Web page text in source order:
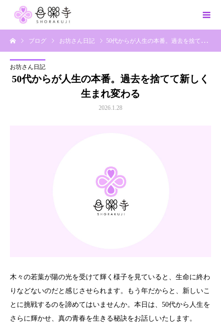
ブログ お坊さん日記 50代からが人生の本番。過去を捨てて新しく生まれ変わる
お坊さん日記
50代からが人生の本番。過去を捨てて新しく
生まれ変わる
2026.1.28
木々の若葉が陽の光を受けて輝く様子を見ていると、生命に終わ
りなどないのだと感じさせられます。もう年だからと、新しいこ
とに挑戦するのを諦めてはいませんか。本日は、50代から人生を
さらに輝かせ、真の青春を生きる秘訣をお話しいたします。